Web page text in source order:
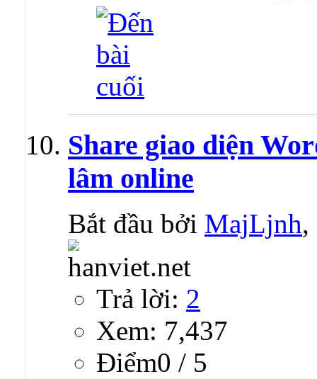
Share giao diện
lâm online
Bắt đầu bởi MajLjnh,
Trả lời: 2
Xem: 7,437
Ðiểm0 / 5